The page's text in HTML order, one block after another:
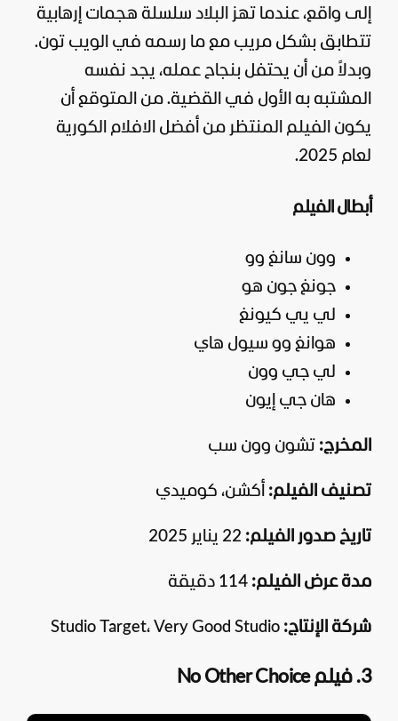
إلى واقع، عندما تهز البلاد سلسلة هجمات إرهابية
تتطابق بشكل مريب مع ما رسمه في الويب تون.
وبدلاً من أن يحتفل بنجاح عمله، يجد نفسه
المشتبه به الأول في القضية. من المتوقع أن
يكون الفيلم المنتظر من أفضل الافلام الكورية
لعام 2025.
أبطال الفيلم
وون سانغ وو
جونغ جون هو
لي يي كيونغ
هوانغ وو سيول هاي
لي جي وون
هان جي إيون
المخرج: تشون وون سب
تصنيف الفيلم: أكشن، كوميدي
تاريخ صدور الفيلم:
مدة عرض الفيلم: 114 دقيقة
شركة الإنتاج: Studio Target، Very Good Studio
3. فيلم No Other Choice